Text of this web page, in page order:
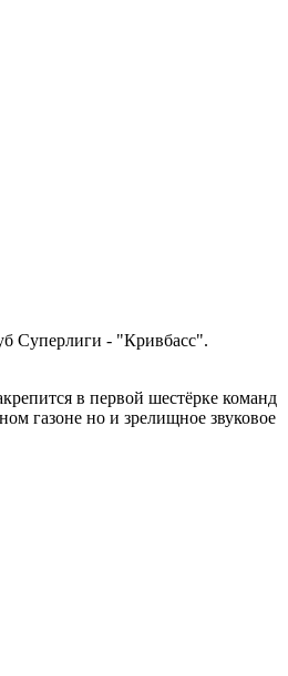
Суперлиги - "Кривбасс".
в первой шестёрке команд
газоне но и зрелищное звуковое